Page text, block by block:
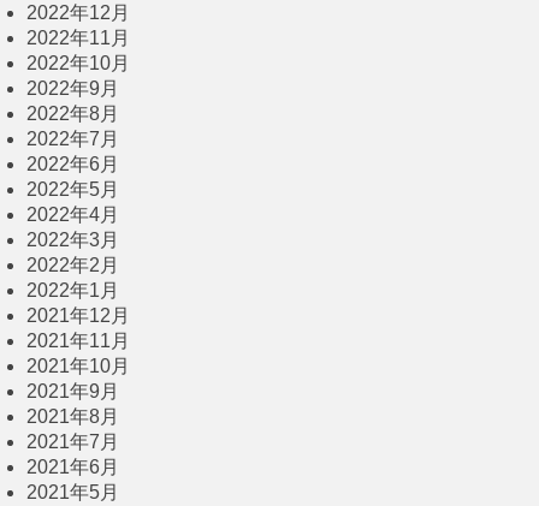
2022年12月
2022年11月
2022年10月
2022年9月
2022年8月
2022年7月
2022年6月
2022年5月
2022年4月
2022年3月
2022年2月
2022年1月
2021年12月
2021年11月
2021年10月
2021年9月
2021年8月
2021年7月
2021年6月
2021年5月